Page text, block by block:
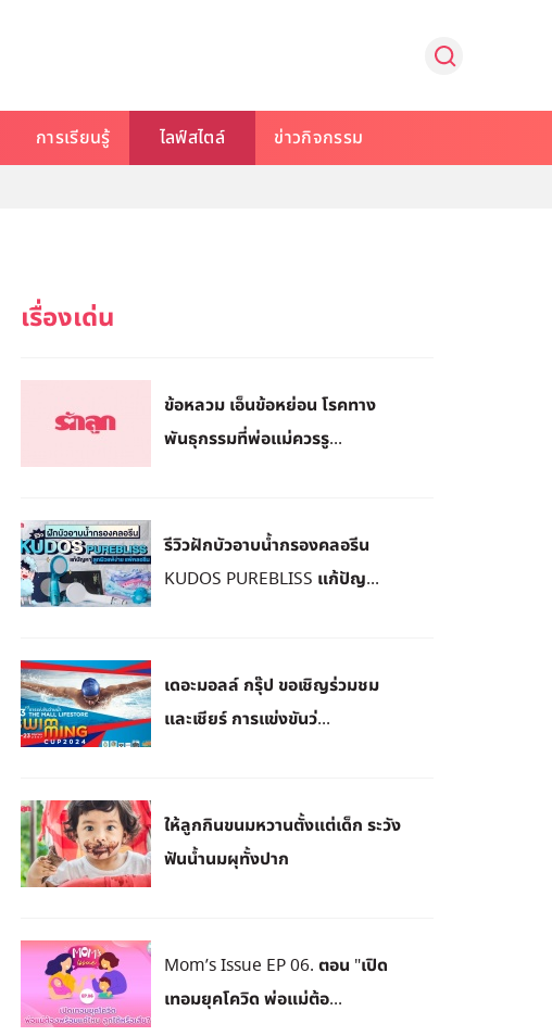
การเรียนรู้ ไลฟ์สไตล์ ข่าวกิจกรรม
ข้อหลวม เอ็นข้อหย่อน โรคทาง
พันธุกรรมที่พ่อแม่ควรรู...
รีวิวฝักบัวอาบน้ำกรองคลอรีน
KUDOS PUREBLISS แก้ปัญ...
เดอะมอลล์ กรุ๊ป ขอเชิญร่วมชม
และเชียร์ การแข่งขันว่...
ให้ลูกกินขนมหวานตั้งแต่เด็ก ระวัง
ฟันน้ำนมผุทั้งปาก
Mom’s Issue EP 06. ตอน "เปิด
เทอมยุคโควิด พ่อแม่ต้อ...